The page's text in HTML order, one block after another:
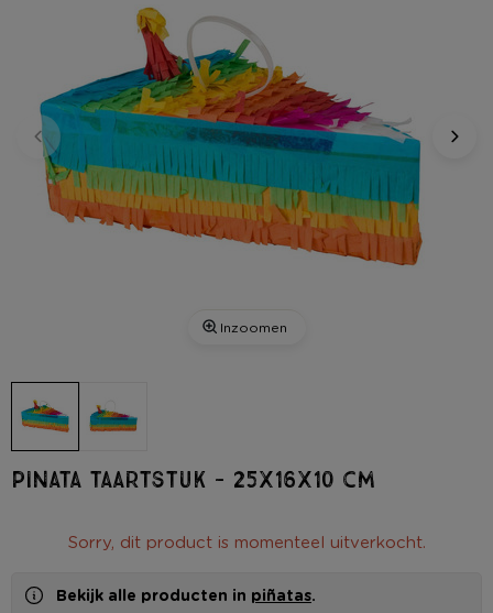
Inzoomen
Pinata taartstuk - 25x16x10 cm
Sorry, dit product is momenteel uitverkocht.
Bekijk alle producten in piñatas.